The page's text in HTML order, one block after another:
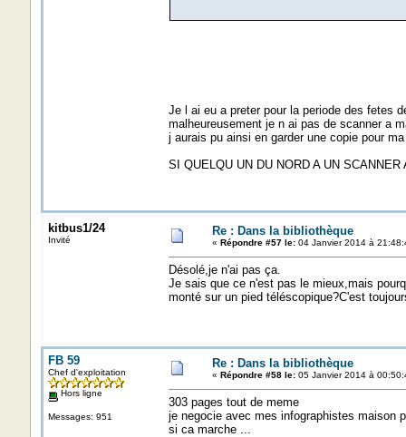
Je l ai eu a preter pour la periode des fetes
malheureusement je n ai pas de scanner a
j aurais pu ainsi en garder une copie pour
SI QUELQU UN DU NORD A UN
kitbus1/24
Invité
Re : Dans la bibliothèque
« Répondre #57 le:04 Janvier 2014 à
Désolé,je n'ai pas ça.
Je sais que ce n'est pas le mieux,mais
monté sur un pied téléscopique?C'est
FB 59
Chef d'exploitation
Hors ligne
Messages: 951
Re : Dans la bibliothèque
« Répondre #58 le:05 Janvier 2014 à
303 pages tout de meme
je negocie avec mes infographistes maison
si ca marche ...